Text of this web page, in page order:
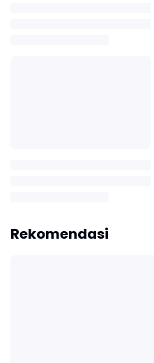
Rekomendasi